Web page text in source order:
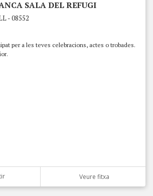
SALA DEL REFUGI
- 08552
per a les teves celebracions, actes o trobades.
Veure fitxa